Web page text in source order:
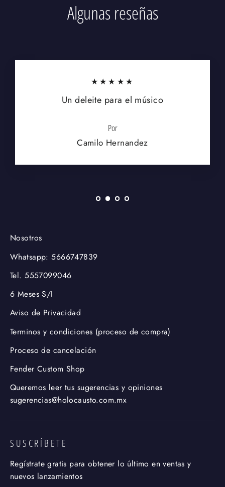
Algunas reseñas
★★★★★
Un deleite para el músico
Por
Camilo Hernandez
Nosotros
Whatsapp: 5666747839
Tel. 5557099046
6 Meses S/I
Aviso de Privacidad
Terminos y condiciones (proceso de compra)
Proceso de cancelación
Fender Custom Shop
Queremos leer tus sugerencias y opiniones
sugerencias@holocausto.com.mx
SUSCRÍBETE
Regístrate gratis para obtener lo último en ventas y
nuevos lanzamientos